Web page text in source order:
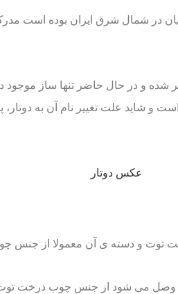
در شمال شرق ایران بوده است
شده و در حال حاضر تنها ساز
و شاید علت تغییر نام آن به
توت و دسته ی آن معمولا از جنس
می شود از جنس چوب درخت توت